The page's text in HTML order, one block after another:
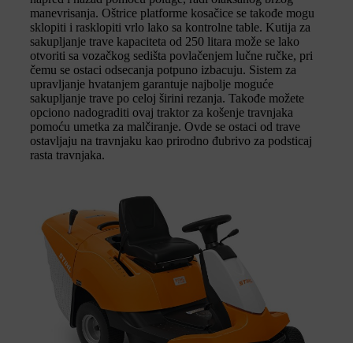
manevrisanja. Oštrice platforme kosačice se takođe mogu
sklopiti i rasklopiti vrlo lako sa kontrolne table. Kutija za
sakupljanje trave kapaciteta od 250 litara može se lako
otvoriti sa vozačkog sedišta povlačenjem lučne ručke, pri
čemu se ostaci odsecanja potpuno izbacuju. Sistem za
upravljanje hvatanjem garantuje najbolje moguće
sakupljanje trave po celoj širini rezanja. Takođe možete
opciono nadograditi ovaj traktor za košenje travnjaka
pomoću umetka za malčiranje. Ovde se ostaci od trave
ostavljaju na travnjaku kao prirodno đubrivo za podsticaj
rasta travnjaka.